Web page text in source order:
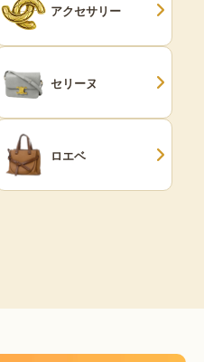
アクセサリー
セリーヌ
ロエベ